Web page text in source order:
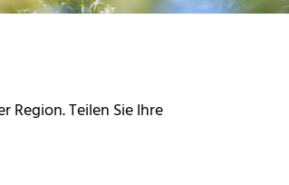
Region. Teilen Sie Ihre